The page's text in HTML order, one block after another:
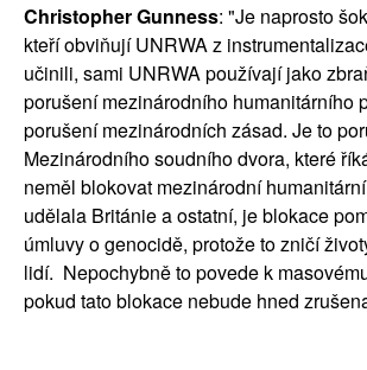
Christopher Gunness: "Je naprosto
kteří obviňují UNRWA z
učinili, sami UNRWA používají jako
porušení mezinárodního humanitárního
porušení mezinárodních zásad. Je to
Mezinárodního soudního dvora, které
neměl blokovat mezinárodní
udělala Británie a ostatní, je blokace
úmluvy o genocidě, protože to zničí
lidí. Nepochybně to povede k
pokud tato blokace nebude hned